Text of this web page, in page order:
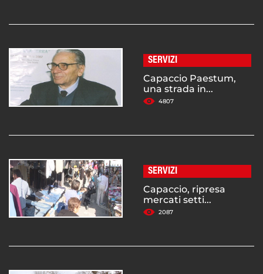
SERVIZI
Capaccio Paestum,
una strada in...
4807
SERVIZI
Capaccio, ripresa
mercati setti...
2087